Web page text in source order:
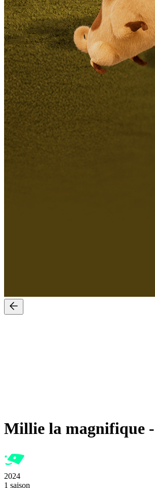
Millie la magnifique -
2024
1 saison